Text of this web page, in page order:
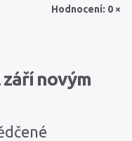
Hodnocení: 0 ×
novým